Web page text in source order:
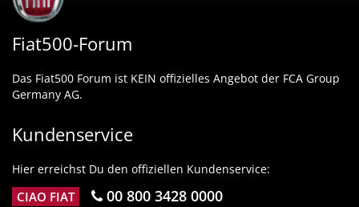
Fiat500-Forum
Das Fiat500 Forum ist KEIN offizielles Angebot der FCA Group
Germany AG.
Kundenservice
Hier erreichst Du den offiziellen Kundenservice:
CIAO FIAT 00 800 3428 0000